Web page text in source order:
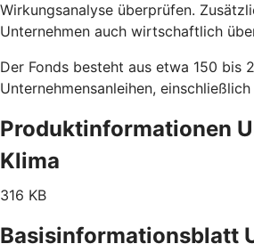
Wirkungsanalyse überprüfen.
Unternehmen auch wirtschaftlich
Der Fonds besteht aus etwa 150 bis
Unternehmensanleihen,
Produktinformationen
Klima
316 KB
Basisinformationsblatt